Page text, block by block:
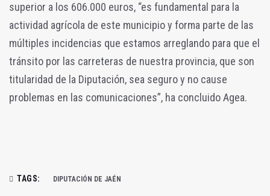
superior a los 606.000 euros, “es fundamental para la
actividad agrícola de este municipio y forma parte de las
múltiples incidencias que estamos arreglando para que el
tránsito por las carreteras de nuestra provincia, que son
titularidad de la Diputación, sea seguro y no cause
problemas en las comunicaciones”, ha concluido Agea.
TAGS: DIPUTACIÓN DE JAÉN